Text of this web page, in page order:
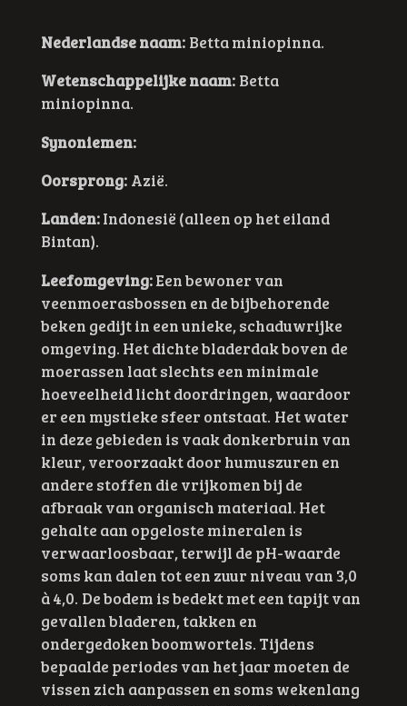
Nederlandse naam: Betta miniopinna.
Wetenschappelijke naam: Betta
miniopinna.
Synoniemen:
Oorsprong: Azië.
Landen:Indonesië (alleen op het eiland
Bintan).
Leefomgeving:Een bewoner van
veenmoerasbossen en de bijbehorende
beken gedijt in een unieke, schaduwrijke
omgeving. Het dichte bladerdak boven de
moerassen laat slechts een minimale
hoeveelheid licht doordringen, waardoor
er een mystieke sfeer ontstaat. Het water
in deze gebieden is vaak donkerbruin van
kleur, veroorzaakt door humuszuren en
andere stoffen die vrijkomen bij de
afbraak van organisch materiaal. Het
gehalte aan opgeloste mineralen is
verwaarloosbaar, terwijl de pH-waarde
soms kan dalen tot een zuur niveau van 3,0
à 4,0. De bodem is bedekt met een tapijt van
gevallen bladeren, takken en
ondergedoken boomwortels. Tijdens
bepaalde periodes van het jaar moeten de
vissen zich aanpassen en soms wekenlang